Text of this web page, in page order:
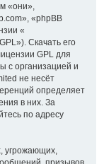
«они»,
«phpBB
«
Скачать его
GPL для
с организацией и
не несёт
определяет
в них. За
по адресу
угрожающих,